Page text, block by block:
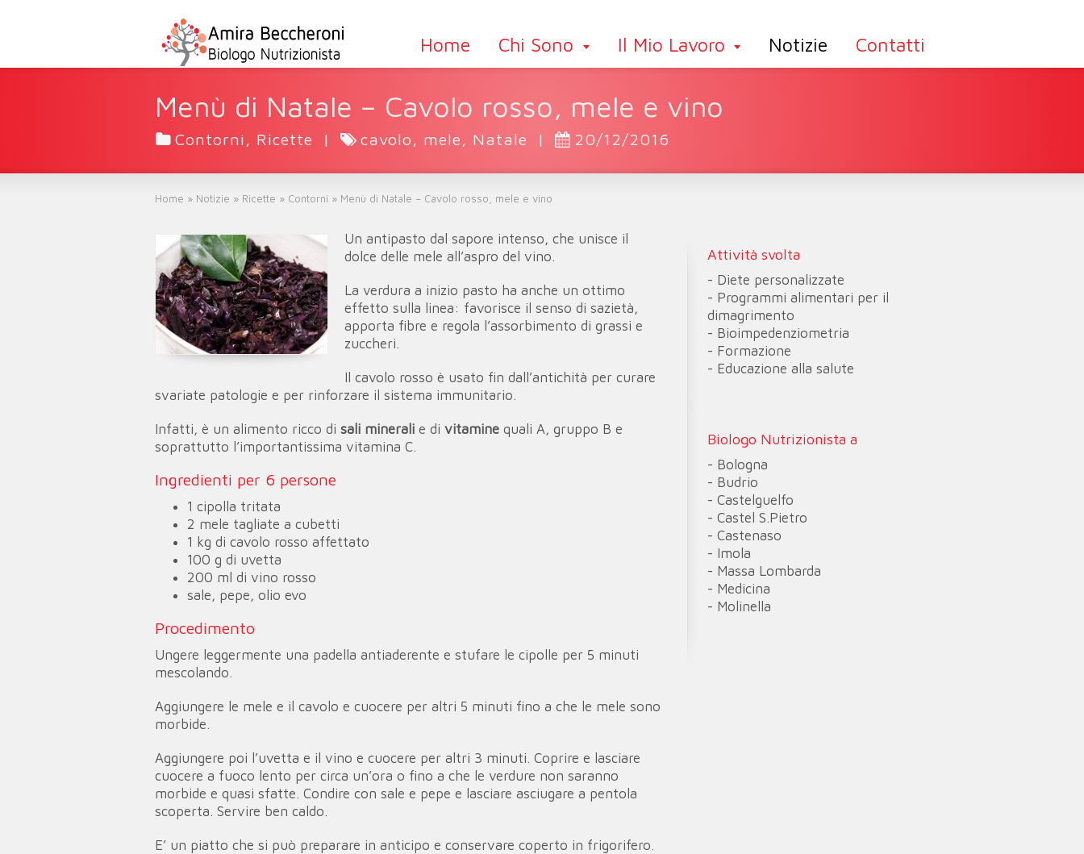
Home Chi Sono Il Mio Lavoro Notizie Contatti
Menù di Natale – Cavolo rosso, mele e vino
Contorni , Ricette | cavolo, mele, Natale | 20/12/2016
Home » Notizie » Ricette » Contorni » Menù di Natale – Cavolo rosso, mele e vino
Un antipasto dal sapore intenso, che unisce il
dolce delle mele all’aspro del vino.
La verdura a inizio pasto ha anche un ottimo
effetto sulla linea: favorisce il senso di sazietà,
apporta fibre e regola l’assorbimento di grassi e
zuccheri.
Il cavolo rosso è usato fin dall’antichità per curare
svariate patologie e per rinforzare il sistema immunitario.
Infatti, è un alimento ricco di sali minerali e di vitamine quali A, gruppo B e
soprattutto l’importantissima vitamina C.
Ingredienti per 6 persone
1 cipolla tritata
2 mele tagliate a cubetti
1 kg di cavolo rosso affettato
100 g di uvetta
200 ml di vino rosso
sale, pepe, olio evo
Procedimento
Ungere leggermente una padella antiaderente e stufare le cipolle per 5 minuti
mescolando.
Aggiungere le mele e il cavolo e cuocere per altri 5 minuti fino a che le mele sono
morbide.
Aggiungere poi l’uvetta e il vino e cuocere per altri 3 minuti. Coprire e lasciare
cuocere a fuoco lento per circa un’ora o fino a che le verdure non saranno
morbide e quasi sfatte. Condire con sale e pepe e lasciare asciugare a pentola
scoperta. Servire ben caldo.
E’ un piatto che si può preparare in anticipo e conservare coperto in frigorifero.
Attività svolta
- Diete personalizzate
- Programmi alimentari per il
dimagrimento
- Bioimpedenziometria
- Formazione
- Educazione alla salute
Biologo Nutrizionista a
- Bologna
- Budrio
- Castelguelfo
- Castel S.Pietro
- Castenaso
- Imola
- Massa Lombarda
- Medicina
- Molinella